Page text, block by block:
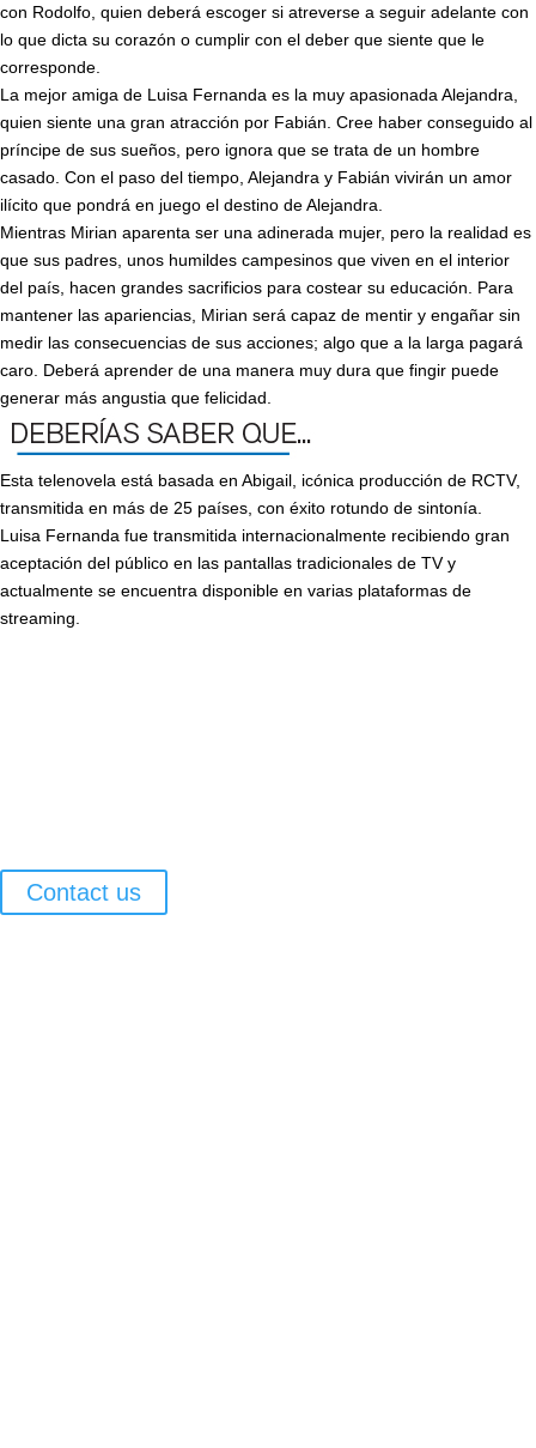
con Rodolfo, quien deberá escoger si atreverse a seguir adelante con
lo que dicta su corazón o cumplir con el deber que siente que le
corresponde.
La mejor amiga de Luisa Fernanda es la muy apasionada Alejandra,
quien siente una gran atracción por Fabián. Cree haber conseguido al
príncipe de sus sueños, pero ignora que se trata de un hombre
casado. Con el paso del tiempo, Alejandra y Fabián vivirán un amor
ilícito que pondrá en juego el destino de Alejandra.
Mientras Mirian aparenta ser una adinerada mujer, pero la realidad es
que sus padres, unos humildes campesinos que viven en el interior
del país, hacen grandes sacrificios para costear su educación. Para
mantener las apariencias, Mirian será capaz de mentir y engañar sin
medir las consecuencias de sus acciones; algo que a la larga pagará
caro. Deberá aprender de una manera muy dura que fingir puede
generar más angustia que felicidad.
Esta telenovela está basada en Abigail, icónica producción de RCTV,
transmitida en más de 25 países, con éxito rotundo de sintonía.
Luisa Fernanda fue transmitida internacionalmente recibiendo gran
aceptación del público en las pantallas tradicionales de TV y
actualmente se encuentra disponible en varias plataformas de
streaming.
Contact us